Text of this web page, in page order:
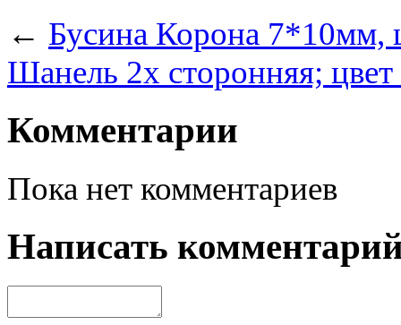
← Бусина Корона 7*10мм,
Шанель 2х сторонняя; цвет
Комментарии
Пока нет комментариев
Написать